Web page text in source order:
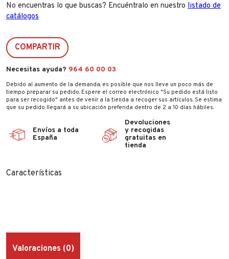
No encuentras lo que buscas? Encuéntralo en nuestro listado de
catálogos
COMPARTIR
Necesitas ayuda? 964 60 00 03
Debido al aumento de la demanda, es posible que nos lleve un poco más de
tiempo preparar su pedido. Espere el correo electrónico "Su pedido está listo
para ser recogido" antes de venir a la tienda a recoger sus artículos. Se estima
que su pedido llegará a su ubicación preferida dentro de 2 a 10 días hábiles.
Envíos a toda
España
Devoluciones
y recogidas
gratuitas en
tienda
Características
Valoraciones (0)